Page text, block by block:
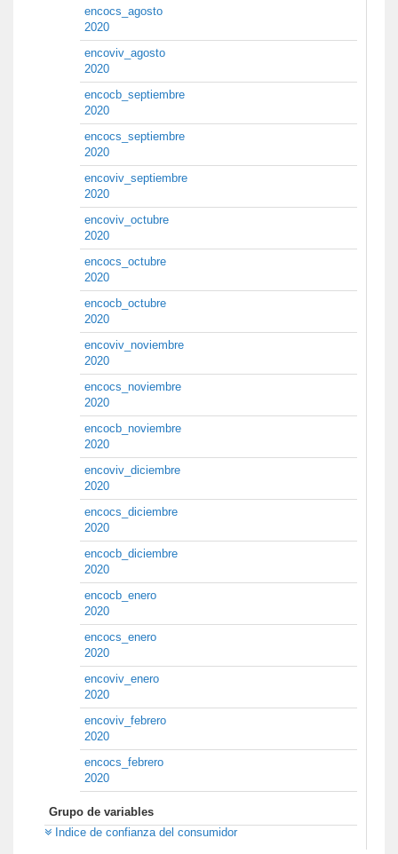
encocs_agosto
2020
encoviv_agosto
2020
encocb_septiembre
2020
encocs_septiembre
2020
encoviv_septiembre
2020
encoviv_octubre
2020
encocs_octubre
2020
encocb_octubre
2020
encoviv_noviembre
2020
encocs_noviembre
2020
encocb_noviembre
2020
encoviv_diciembre
2020
encocs_diciembre
2020
encocb_diciembre
2020
encocb_enero
2020
encocs_enero
2020
encoviv_enero
2020
encoviv_febrero
2020
encocs_febrero
2020
Grupo de variables
Indice de confianza del consumidor